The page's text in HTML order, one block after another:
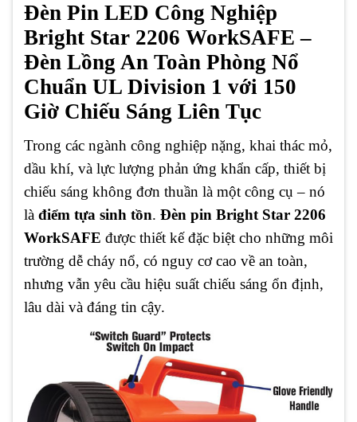
Đèn Pin LED Công Nghiệp
Bright Star 2206 WorkSAFE –
Đèn Lồng An Toàn Phòng Nổ
Chuẩn UL Division 1 với 150
Giờ Chiếu Sáng Liên Tục
Trong các ngành công nghiệp nặng, khai thác mỏ,
dầu khí, và lực lượng phản ứng khẩn cấp, thiết bị
chiếu sáng không đơn thuần là một công cụ – nó
là điểm tựa sinh tồn. Đèn pin Bright Star 2206
WorkSAFE được thiết kế đặc biệt cho những môi
trường dễ cháy nổ, có nguy cơ cao về an toàn,
nhưng vẫn yêu cầu hiệu suất chiếu sáng ổn định,
lâu dài và đáng tin cậy.